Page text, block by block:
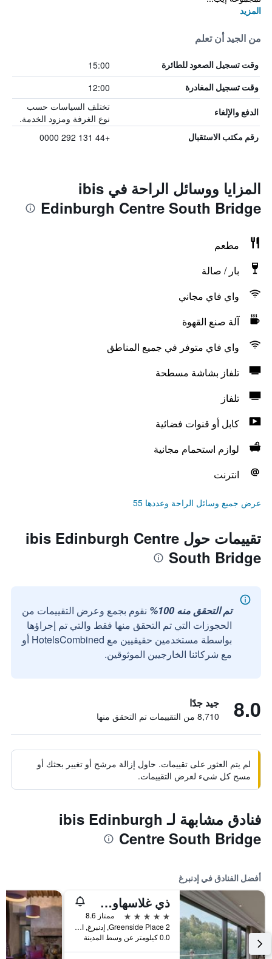
المزيد
من الجيد أن تعلم
وقت تسجيل الصعود للطائرة 15:00
وقت تسجيل المغادرة 12:00
الدفع والإلغاء
تختلف السياسات حسب
نوع الغرفة ومزود الخدمة.
رقم مكتب الاستقبال +44 131 292 0000
المزايا ووسائل الراحة في ibis
Edinburgh Centre South Bridge
مطعم
بار / صالة
واي فاي مجاني
آلة صنع القهوة
واي فاي متوفر في جميع المناطق
تلفاز بشاشة مسطحة
تلفاز
كابل أو قنوات فضائية
لوازم استحمام مجانية
انترنت
عرض جميع وسائل الراحة وعددها 55
تقييمات حول ibis Edinburgh Centre
South Bridge
تم التحقق منه 100%
نقوم بجمع وعرض التقييمات من
الحجوزات التي تم التحقق منها فقط والتي تم إجراؤها
بواسطة مستخدمين حقيقيين مع HotelsCombined أو
مع شركائنا الخارجيين الموثوقين.
8.0 جيد جدًا
8,710 من التقييمات تم التحقق منها
لم يتم العثور على تقييمات. حاول إزالة مرشح أو تغيير بحثك أو
مسح كل شيء لعرض التقييمات.
فنادق مشابهة لـ ibis Edinburgh
Centre South Bridge
أفضل الفنادق في إدنبرغ
ذي غلاسهاوس، أوتوغراف كولكشن
5 نجوم
ممتاز 8.6
2 Greenside Place, إدنبرغ, المملكة المتحدة
0.0 كيلومتر عن وسط المدينة